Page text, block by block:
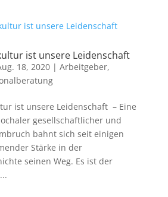
ist unsere Leidenschaft
18, 2020| Arbeitgeber,
ist unsere Leidenschaft – Eine
gesellschaftlicher und
bahnt sich seit einigen
Stärke in der
seinen Weg. Es ist der